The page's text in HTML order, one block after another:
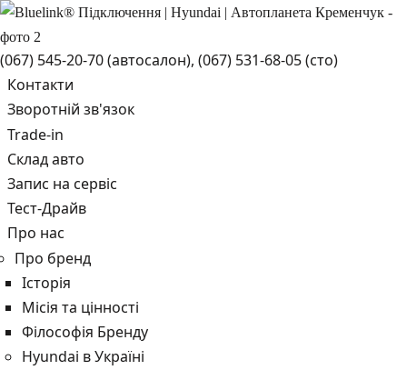
(067) 545-20-70(автосалон), (067) 531-68-05(сто)
Контакти
Зворотній зв'язок
Trade-in
Склад авто
Запис на сервіс
Тест-Драйв
Про нас
Про бренд
Історія
Місія та цінності
Філософія Бренду
Hyundai в Україні